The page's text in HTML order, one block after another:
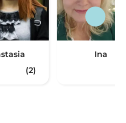
(2)
Ina